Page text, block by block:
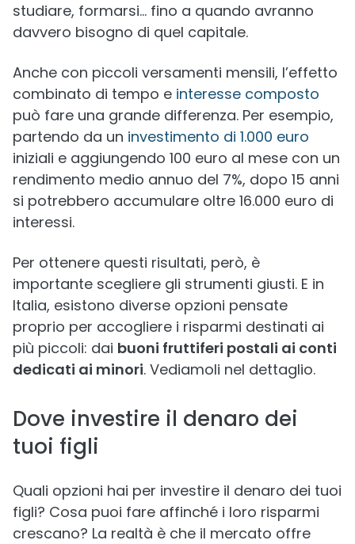
studiare, formarsi… fino a quando avranno
davvero bisogno di quel capitale.
Anche con piccoli versamenti mensili, l’effetto
combinato di tempo e interesse composto
può fare una grande differenza. Per esempio,
partendo da un investimento di 1.000 euro
iniziali e aggiungendo 100 euro al mese con un
rendimento medio annuo del 7%, dopo 15 anni
si potrebbero accumulare oltre 16.000 euro di
interessi.
Per ottenere questi risultati, però, è
importante scegliere gli strumenti giusti. E in
Italia, esistono diverse opzioni pensate
proprio per accogliere i risparmi destinati ai
più piccoli: dai buoni fruttiferi postali ai conti
dedicati ai minori. Vediamoli nel dettaglio.
Dove investire il denaro dei
tuoi figli
Quali opzioni hai per investire il denaro dei tuoi
figli? Cosa puoi fare affinché i loro risparmi
crescano? La realtà è che il mercato offre